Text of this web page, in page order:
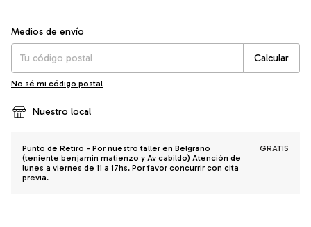
Entregas para el CP:
Medios de envío
Calcular
No sé mi código postal
Nuestro local
Punto de Retiro - Por nuestro taller en Belgrano
(teniente benjamin matienzo y Av cabildo) Atención de
lunes a viernes de 11 a 17hs. Por favor concurrir con cita
previa.
GRATIS